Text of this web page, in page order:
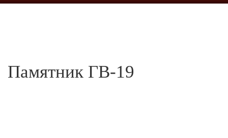
Памятник ГВ-19